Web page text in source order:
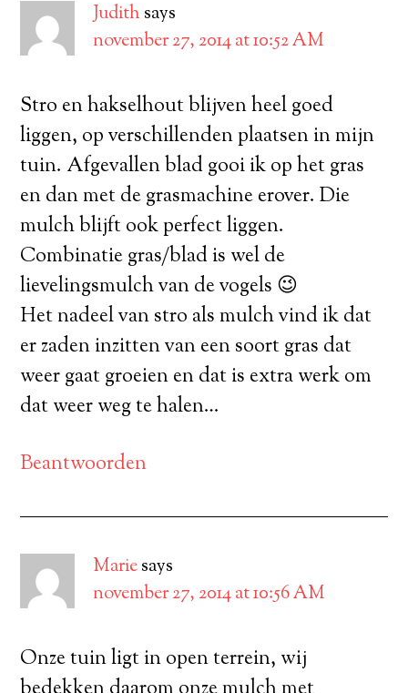
Judith says
november 27, 2014 at 10:52 AM
Stro en hakselhout blijven heel goed
liggen, op verschillenden plaatsen in mijn
tuin. Afgevallen blad gooi ik op het gras
en dan met de grasmachine erover. Die
mulch blijft ook perfect liggen.
Combinatie gras/blad is wel de
lievelingsmulch van de vogels 😉
Het nadeel van stro als mulch vind ik dat
er zaden inzitten van een soort gras dat
weer gaat groeien en dat is extra werk om
dat weer weg te halen…
Beantwoorden
Mariesays
november 27, 2014 at 10:56 AM
Onze tuin ligt in open terrein, wij